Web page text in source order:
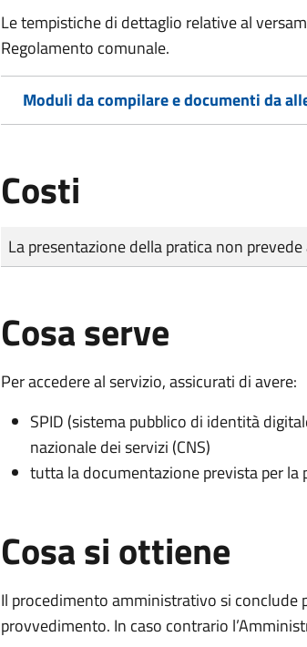
Le tempistiche di dettaglio relative al
Regolamento comunale.
Moduli da compilare e documenti da
Costi
Tipo di pagamento
Importo
La presentazione della pratica non
Cosa serve
Per accedere al servizio, assicurati di avere:
SPID (sistema pubblico di identità
nazionale dei servizi (CNS)
tutta la documentazione prevista per la
Cosa si ottiene
Il procedimento amministrativo si conclude
provvedimento. In caso contrario